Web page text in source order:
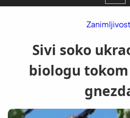
Sivi soko
biologu